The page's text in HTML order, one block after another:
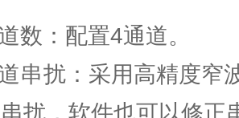
：配置4通道。
扰：采用高精度窄
扰，软件也可以修正